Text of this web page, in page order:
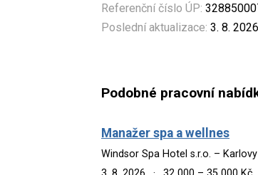
Referenční číslo ÚP:
Poslední aktualizace: 3. 8. 2026
Podobné pracovní
Manažer spa a wellnes
Windsor Spa Hotel s.r.o. –